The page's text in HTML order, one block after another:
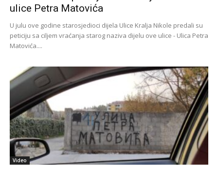
ulice Petra Matovića
U julu ove godine starosjedioci dijela Ulice Kralja Nikole predali su
peticiju sa ciljem vraćanja starog naziva dijelu ove ulice - Ulica Petra
Matovića....
Video